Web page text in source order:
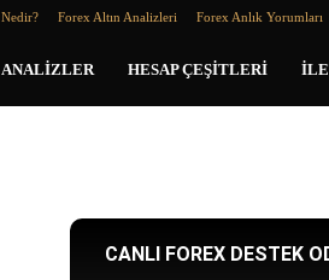
Forex Altın Analizleri Forex Anlık Yorumları
ANALIZLER HESAP ÇEŞITLERI
CANLI FOREX DESTEK